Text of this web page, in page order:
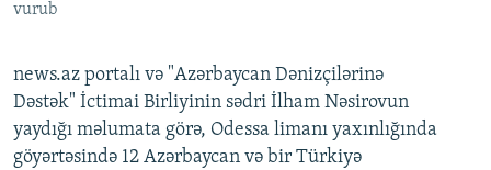
vurub
news.az portalı və "Azərbaycan Dənizçilərinə
Dəstək" İctimai Birliyinin sədri İlham Nəsirovun
yaydığı məlumata görə, Odessa limanı yaxınlığında
göyərtəsində 12 Azərbaycan və bir Türkiyə